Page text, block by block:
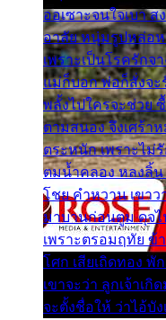
ออเซาะจนใจเบา ส
อาลัย หนุ่มรูปหล่อห
เพราะเป็นโรครักจ
แม่ก็บอก พ่อก็สั่งจะ
พลั้งไปใครจะช่วย
ตามสนอง จึงเศร้า
ตระหนัก เพราะไม่
ตมน้ำคลอง หลงลิ้น
โชย คำหวาน เขา
มาบานก่อนตูม ดุจไ
เพราะตรอมฤทัย ข้
โศก เสียเถิดทอง พั
เขาจะว่า ลูกเจ้าเ
จะตั้งชื่อให้ ว่าไอ้บั